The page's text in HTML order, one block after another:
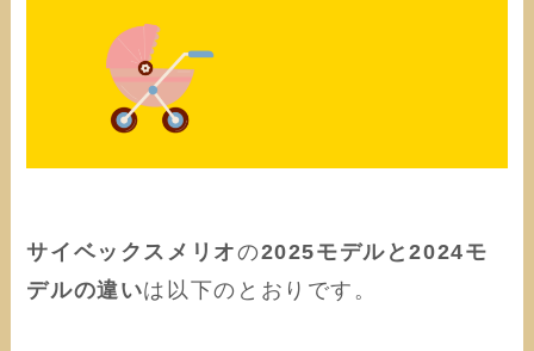
サイベックスメリオの2025モデルと2024モ
デルの違いは以下のとおりです。